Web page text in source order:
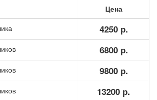
Цена
4250 р.
6800 р.
9800 р.
13200 р.